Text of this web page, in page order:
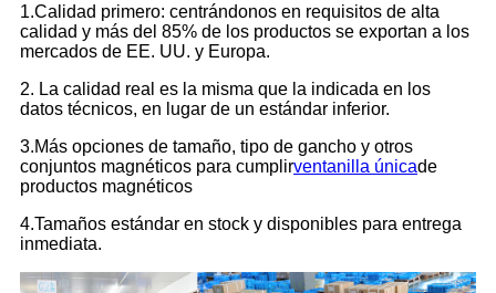
1.Calidad primero: centrándonos en requisitos de alta
calidad y más del 85% de los productos se exportan a los
mercados de EE. UU. y Europa.
2. La calidad real es la misma que la indicada en los
datos técnicos, en lugar de un estándar inferior.
3.Más opciones de tamaño, tipo de gancho y otros
conjuntos magnéticos para cumplirventanilla únicade
productos magnéticos
4.Tamaños estándar en stock y disponibles para entrega
inmediata.